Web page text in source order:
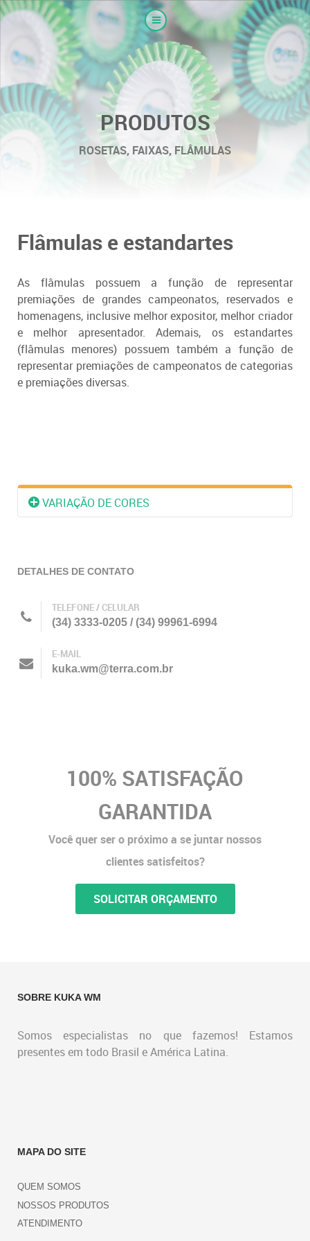
PRODUTOS
ROSETAS, FAIXAS, FLÂMULAS
Flâmulas e estandartes
As flâmulas possuem a função de representar
premiações de grandes campeonatos, reservados e
homenagens, inclusive melhorexpositor, melhor criador
e melhor apresentador. Ademais, os estandartes
(flâmulas menores) possuem também a função de
representar premiações de campeonatos de categorias
e premiações diversas.
VARIAÇÃO DE CORES
DETALHES DE CONTATO
TELEFONE / CELULAR
(34) 3333-0205 / (34) 99961-6994
E-MAIL
kuka.wm@terra.com.br
100% SATISFAÇÃO
GARANTIDA
Você quer ser o próximo a se juntar nossos
clientes satisfeitos?
SOLICITAR ORÇAMENTO
SOBRE KUKA WM
Somos especialistas no que fazemos! Estamos
presentes em todo Brasil e América Latina.
MAPA DO SITE
QUEM SOMOS
NOSSOS PRODUTOS
ATENDIMENTO